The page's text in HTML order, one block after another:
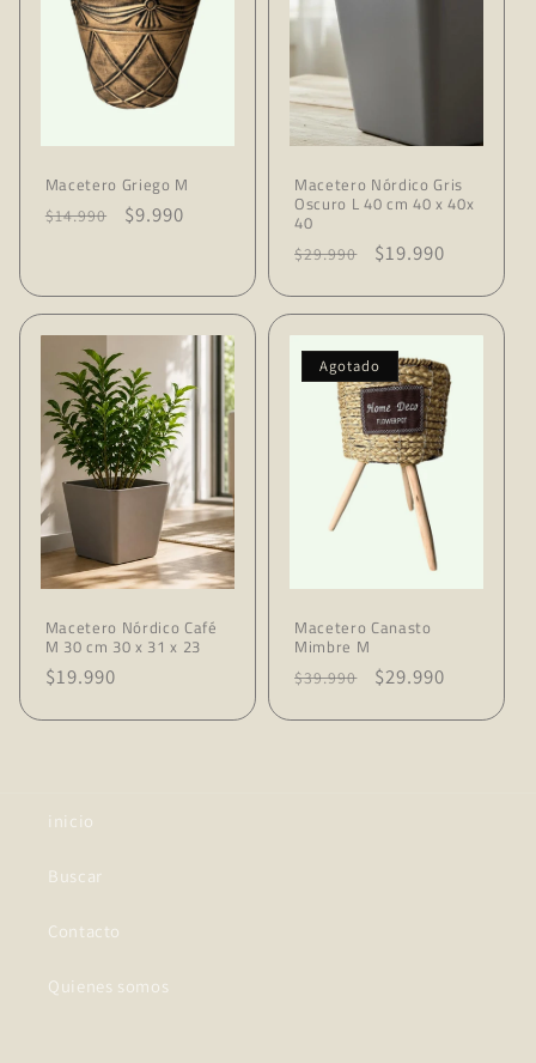
Macetero Griego M
Precio
$14.990
Precio
$9.990
Macetero Nórdico Gris
Oscuro L 40 cm 40 x 40x
40
Precio
$29.990
Precio
oferta
$19.990
Macetero Nórdico Café
M 30 cm 30 x 31 x 23
Precio
$19.990
Agotado
Macetero Canasto
Mimbre M
Precio
$39.990
Precio
$29.990
inicio
Buscar
Contacto
Quienes somos